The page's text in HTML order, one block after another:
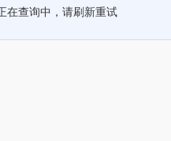
在查询中，请刷新重试